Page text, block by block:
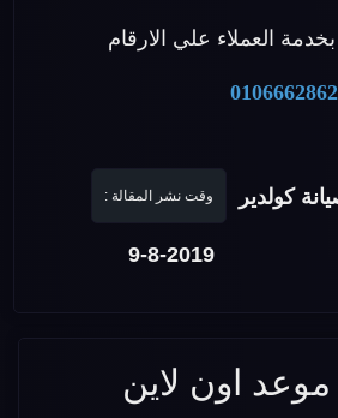
العملاء علي الارقام
كولدير وقت نشر المقالة :
9-8-2019
اون لاين